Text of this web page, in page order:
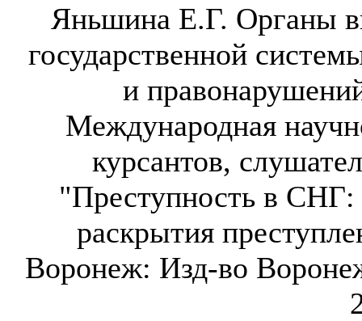
Яньшина Е.Г. Органы
государственной
и
Международная
курсантов,
"Преступность в
раскрытия
Воронеж: Изд-во